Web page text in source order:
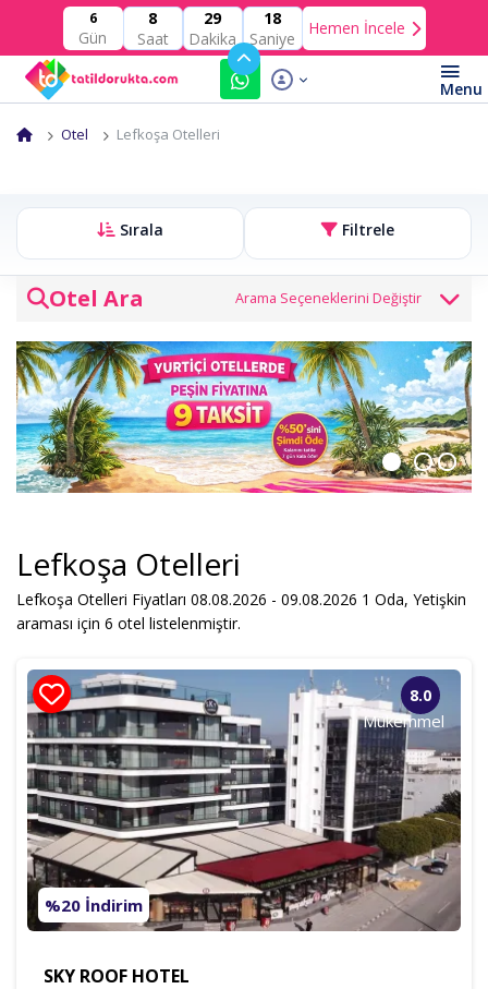
6
Gün
8
Saat
29
Dakika
18
Saniye
Hemen İncele
Otel Lefkoşa Otelleri
Sırala Filtrele
Otel Ara
Otel veya bölge
Giriş Tarihi Çıkış Tarihi
Sadece Müsait Oteller
Otel Ara
Lefkoşa Otelleri
Lefkoşa Otelleri Fiyatları 08.08.2026 - 09.08.2026 1 Oda, Yetişkin
araması için 6 otel listelenmiştir.
%20 İndirim
8.0
Mükemmel
SKY ROOF HOTEL